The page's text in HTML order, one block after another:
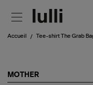
Accueil Tee-shirt The Grab
MOTHER